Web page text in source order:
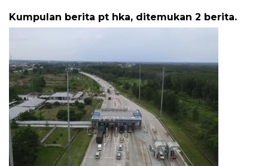
Kumpulan berita pt hka, ditemukan 2 berita.